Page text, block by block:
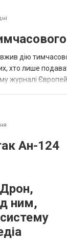
дію
хто лише
журналі
Ан-124
ним,